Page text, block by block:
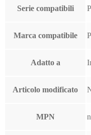
Serie compatibili
Marca compatibile
Adatto a
Articolo modificato
MPN